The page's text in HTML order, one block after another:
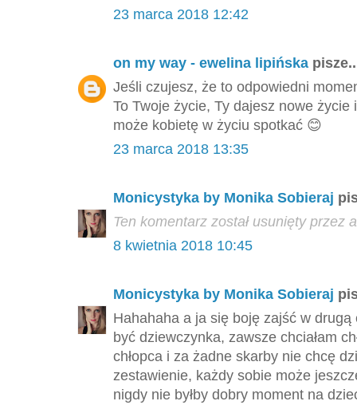
23 marca 2018 12:42
on my way - ewelina lipińska
Jeśli czujesz, że to odpowiedni
To Twoje życie, Ty dajesz nowe
może kobietę w życiu spotkać 😊
23 marca 2018 13:35
Monicystyka by Monika Sobieraj
Ten komentarz został usunięty przez
8 kwietnia 2018 10:45
Monicystyka by Monika Sobieraj
Hahahaha a ja się boję zajść w
być dziewczynka, zawsze chciałam
chłopca i za żadne skarby nie chcę
zestawienie, każdy sobie może
nigdy nie byłby dobry moment na